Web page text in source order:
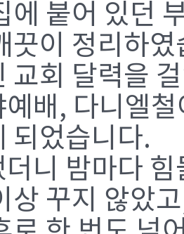
에 붙어 있던
끗이 정리하
교회 달력을
예배, 다니엘
되었습니다.
더니 밤마다
상 꾸지 않았